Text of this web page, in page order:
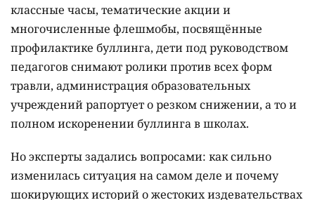
классные часы, тематические акции и
многочисленные флешмобы, посвящённые
профилактике буллинга, дети под руководством
педагогов снимают ролики против всех форм
травли, администрация образовательных
учреждений рапортует о резком снижении, а то и
полном искоренении буллинга в школах.
Но эксперты задались вопросами: как сильно
изменилась ситуация на самом деле и почему
шокирующих историй о жестоких издевательствах